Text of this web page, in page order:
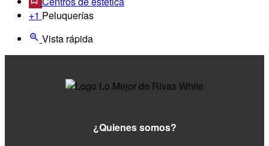
+1 Peluquerías
Vista rápida
¿Quienes somos?